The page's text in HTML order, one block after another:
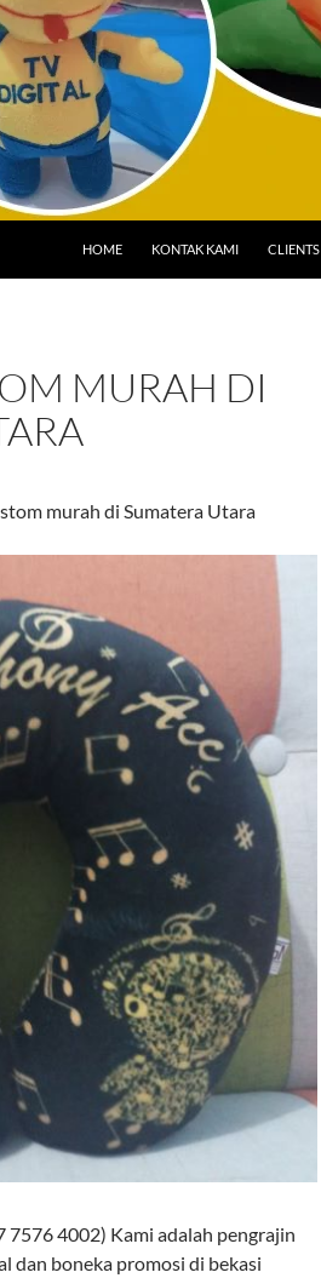
HOME KONTAK KAMI CLIENTS
MURAH DI
murah di Sumatera Utara
7576 4002) Kami adalah pengrajin
dan boneka promosi di bekasi